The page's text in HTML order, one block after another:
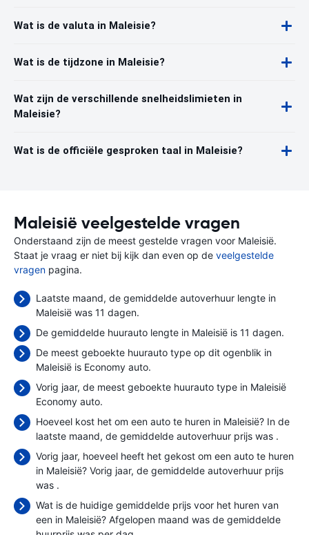
Wat is de valuta in Maleisie?
Wat is de tijdzone in Maleisie?
Wat zijn de verschillende snelheidslimieten in
Maleisie?
Wat is de officiële gesproken taal in Maleisie?
Maleisië veelgestelde vragen
Onderstaand zijn de meest gestelde vragen voor Maleisië.
Staat je vraag er niet bij kijk dan even op de veelgestelde
vragen pagina.
Laatste maand, de gemiddelde autoverhuur lengte in
Maleisië was 11 dagen.
De gemiddelde huurauto lengte in Maleisië is 11 dagen.
De meest geboekte huurauto type op dit ogenblik in
Maleisië is Economy auto.
Vorig jaar, de meest geboekte huurauto type in Maleisië
Economy auto.
Hoeveel kost het om een auto te huren in Maleisië? In de
laatste maand, de gemiddelde autoverhuur prijs was .
Vorig jaar, hoeveel heeft het gekost om een auto te huren
in Maleisië? Vorig jaar, de gemiddelde autoverhuur prijs
was .
Wat is de huidige gemiddelde prijs voor het huren van
een in Maleisië? Afgelopen maand was de gemiddelde